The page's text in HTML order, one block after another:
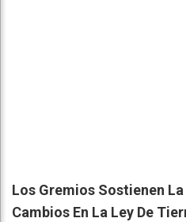
Los Gremios Sostienen
Cambios En La Ley De